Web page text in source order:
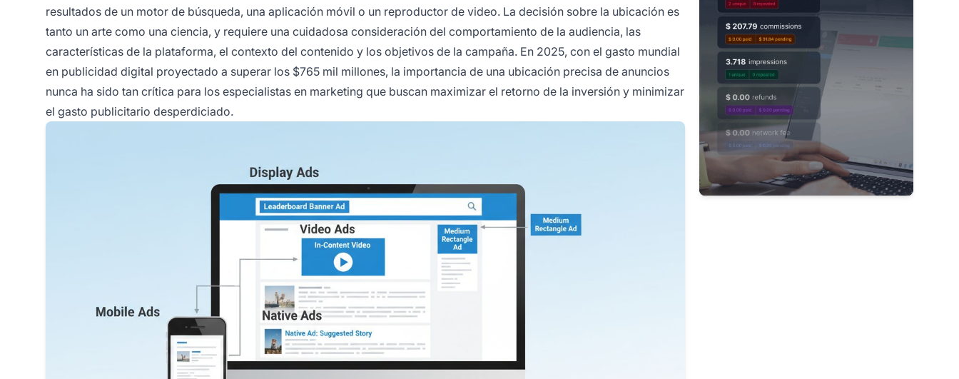
resultados de un motor de búsqueda, una aplicación móvil o un reproductor de video. La decisión sobre la ubicación es
tanto un arte como una ciencia, y requiere una cuidadosa consideración del comportamiento de la audiencia, las
características de la plataforma, el contexto del contenido y los objetivos de la campaña. En 2025, con el gasto mundial
en publicidad digital proyectado a superar los $765 mil millones, la importancia de una ubicación precisa de anuncios
nunca ha sido tan crítica para los especialistas en marketing que buscan maximizar el retorno de la inversión y minimizar
el gasto publicitario desperdiciado.